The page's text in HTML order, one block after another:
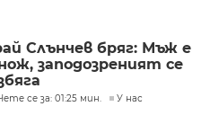
Слънчев бряг: Мъж е
заподозреният се
се за: 01:25 мин. У нас